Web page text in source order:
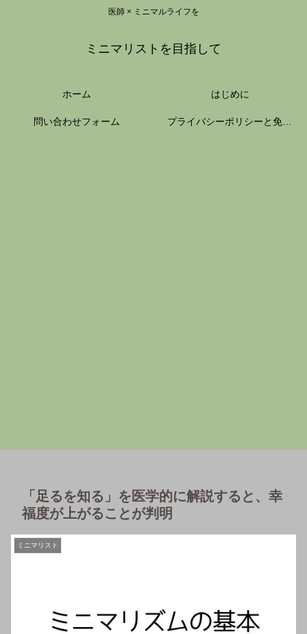
医師 × ミニマルライフを
ミニマリストを目指して
ホーム はじめに
問い合わせフォーム プライバシーポリシーと免責事項
「足るを知る」を医学的に解説すると、幸
福度が上がることが判明
ミニマリスト